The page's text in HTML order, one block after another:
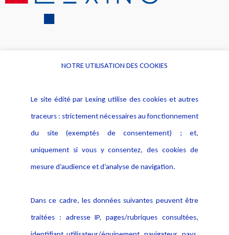
Alerte professionnelle
Déclaration d'accessibilité
Notice Légale
Politique de protection des
données
Publications
NOTRE UTILISATION DES COOKIES
Le site édité par Lexing utilise des cookies et autres
traceurs : strictement nécessaires au fonctionnement
du site (exemptés de consentement) ; et,
uniquement si vous y consentez, des cookies de
mesure d’audience et d’analyse de navigation.
Dans ce cadre, les données suivantes peuvent être
traitées : adresse IP, pages/rubriques consultées,